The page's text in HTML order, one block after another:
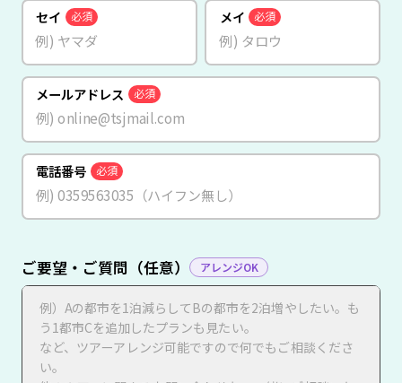
セイ 必須 メイ 必須
メールアドレス 必須
電話番号 必須
ご要望・ご質問（任意） アレンジOK